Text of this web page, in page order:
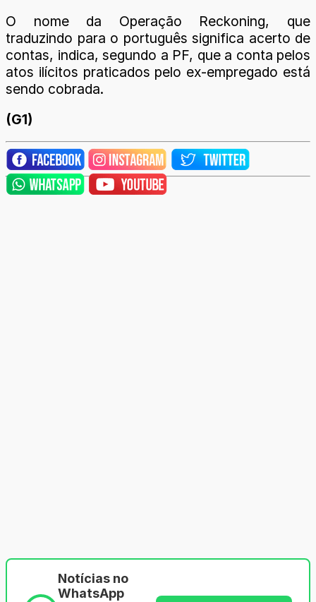
O nome da Operação Reckoning, que
traduzindo para o português significa acerto de
contas, indica, segundo a PF, que a conta pelos
atos ilícitos praticados pelo ex-empregado está
sendo cobrada.
(G1)
Notícias no
WhatsApp